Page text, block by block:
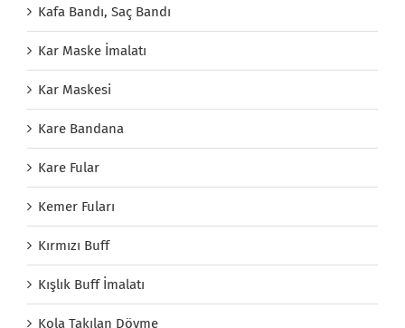
Kafa Bandı, Saç Bandı
Kar Maske İmalatı
Kar Maskesi
Kare Bandana
Kare Fular
Kemer Fuları
Kırmızı Buff
Kışlık Buff İmalatı
Kola Takılan Dövme